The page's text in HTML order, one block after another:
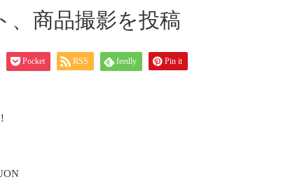
、商品撮影を投稿
Pocket RSS feedly Pin it